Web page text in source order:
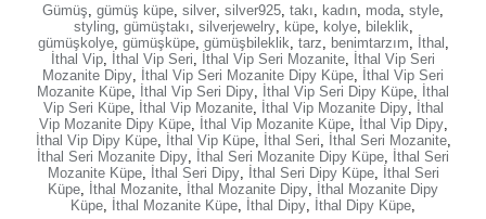
Gümüş gümüş küpe silver silver925 takı kadın moda style
styling, gümüştakı silverjewelry, küpe, kolye, bileklik
gümüşkolye, gümüşküpe, gümüşbileklik tarz benimtarzım İthal
İthal Vip İthal Vip Seri İthal Vip Seri Mozanite İthal Vip Seri
Mozanite Dipy İthal Vip Seri Mozanite Dipy Küpe İthal Vip Seri
Mozanite Küpe İthal Vip Seri Dipy İthal Vip Seri Dipy Küpe İthal
Vip Seri Küpe, İthal Vip Mozanite, İthal Vip Mozanite Dipy, İthal
Vip Mozanite Dipy Küpe, İthal Vip Mozanite Küpe, İthal Vip Dipy,
İthal Vip Dipy Küpe, İthal Vip Küpe, İthal Seri İthal Seri Mozanite,
İthal Seri Mozanite Dipy İthal Seri Mozanite Dipy Küpe İthal Seri
Mozanite Küpe, İthal Seri Dipy, İthal Seri Dipy Küpe, İthal Seri
Küpe İthal Mozanite İthal Mozanite Dipy İthal Mozanite Dipy
Küpe İthal Mozanite Küpe İthal Dipy İthal Dipy Küpe